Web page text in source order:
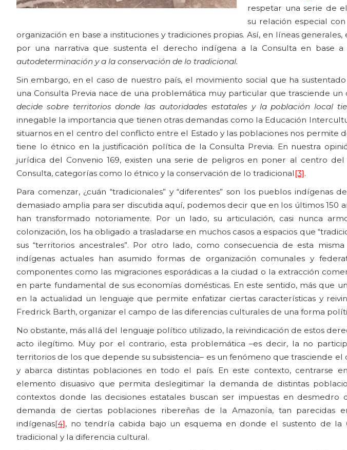
respetar una serie de
su relación especial
organización en base a instituciones y tradiciones propias. Así, en líneas
por una narrativa que sustenta el derecho indígena a la Consulta en base
autodeterminación y a la conservación de lo tradicional.
Sin embargo, en el caso de nuestro país, el movimiento social que ha
una Consulta Previa nace de una problemática muy particular que trasciende
decide sobre territorios donde las autoridades estatales y la población local
innegable la importancia que tienen otras demandas como la Educación
situarnos en el centro del conflicto entre el Estado y las poblaciones nos permite
tiene lo étnico en la justificación política de la Consulta Previa. En nuestra
jurídica del Convenio 169, existen una serie de peligros en poner al centro
Consulta, categorías como lo étnico y la conservación de lo tradicional[3].
Para comenzar, ¿cuán “tradicionales” y “diferentes” son los pueblos indígenas
demasiado amplia para ser discutida aquí, podemos decir que en los últimos 150
han transformado notoriamente. Por un lado, su articulación, casi nunca
colonización, los ha obligado a trasladarse en muchos casos a espacios que
sus “territorios ancestrales”. Por otro lado, como consecuencia de esta
indígenas actuales han asumido formas de organización comunales y
componentes como las migraciones esporádicas a la ciudad o la extracción
en parte fundamental de sus economías domésticas. En este sentido, más que
en la actualidad un lenguaje que permite enfatizar ciertas características y
Fredrick Barth, organizar el campo de las diferencias culturales de una forma
No obstante, más allá del lenguaje político utilizado, la reivindicación de estos
acto ilegítimo. Muy por el contrario, esta problemática –es decir, la no
territorios de los que depende su subsistencia– es un fenómeno que trasciende
y abarca distintas poblaciones en todo el país. En este contexto, centrarse
elemento disuasivo que permita deslegitimar la demanda de distintas
contextos donde las decisiones estatales buscan ser impuestas en desmedro
demanda de ciertas poblaciones ribereñas de la Amazonía, tan parecidas
indígenas[4], no tendría cabida bajo un esquema en donde el sustento de
tradicional y la diferencia cultural.